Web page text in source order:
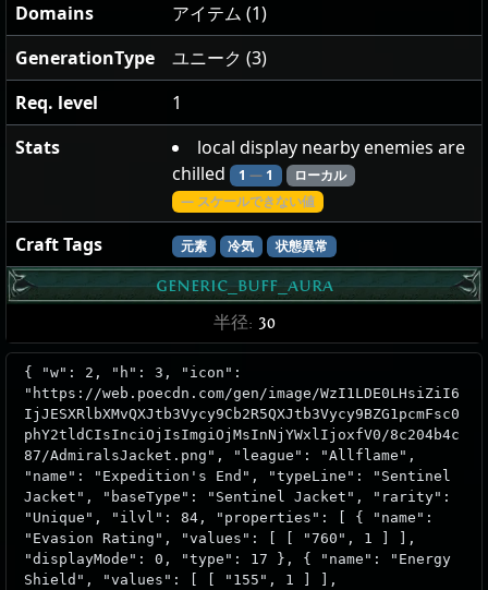
Domains
アイテム (1)
GenerationType
ユニーク (3)
Req. level
1
Stats
local display nearby enemies are
chilled
1 —1
ローカル
— スケールできない値
Craft Tags 元素 冷気 状態異常
generic_buff_aura
半径: 30
{ "w": 2, "h": 3, "icon":
"https://web.poecdn.com/gen/image/WzI1LDE0LHsiZiI6
IjJESXRlbXMvQXJtb3Vycy9Cb2R5QXJtb3Vycy9BZG1pcmFsc0
phY2tldCIsInciOjIsImgiOjMsInNjYWxlIjoxfV0/8c204b4c
87/AdmiralsJacket.png", "league": "Allflame",
"name": "Expedition's End", "typeLine": "Sentinel
Jacket", "baseType": "Sentinel Jacket", "rarity":
"Unique", "ilvl": 84, "properties": [ { "name":
"Evasion Rating", "values": [ [ "760", 1 ] ],
"displayMode": 0, "type": 17 }, { "name": "Energy
Shield", "values": [ [ "155", 1 ] ],